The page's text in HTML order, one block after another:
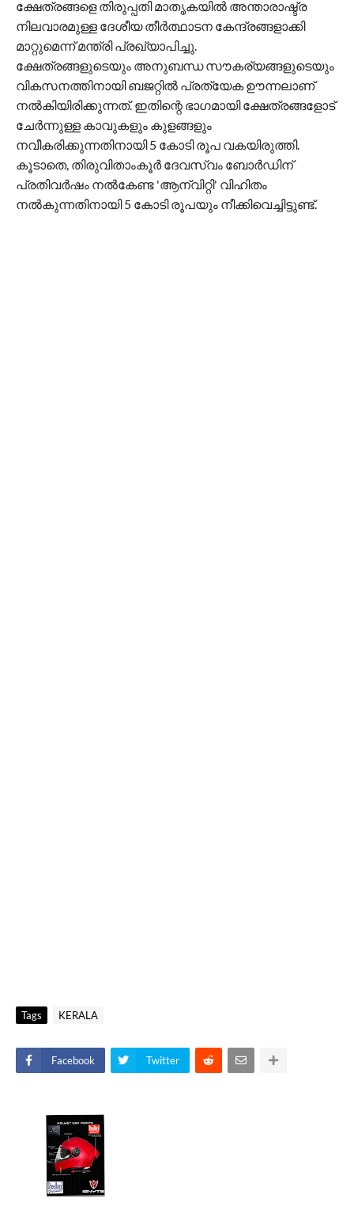
ക്ഷേത്രങ്ങളെ തിരുപ്പതി മാതൃകയിൽ അന്താരാഷ്ട്ര
നിലവാരമുള്ള ദേശീയ തീർത്ഥാടന കേന്ദ്രങ്ങളാക്കി
മാറ്റുമെന്ന് മന്ത്രി പ്രഖ്യാപിച്ചു.
ക്ഷേത്രങ്ങളുടെയും അനുബന്ധ സൗകര്യങ്ങളുടെയും
വികസനത്തിനായി ബജറ്റിൽ പ്രത്യേക ഊന്നലാണ്
നൽകിയിരിക്കുന്നത്. ഇതിന്റെ ഭാഗമായി ക്ഷേത്രങ്ങളോട്
ചേർന്നുള്ള കാവുകളും കുളങ്ങളും
നവീകരിക്കുന്നതിനായി 5 കോടി രൂപ വകയിരുത്തി.
കൂടാതെ, തിരുവിതാംകൂർ ദേവസ്വം ബോർഡിന്
പ്രതിവർഷം നൽകേണ്ട 'ആന്വിറ്റി' വിഹിതം
നൽകുന്നതിനായി 5 കോടി രൂപയും നീക്കിവെച്ചിട്ടുണ്ട്.
Tags KERALA
Facebook Twitter